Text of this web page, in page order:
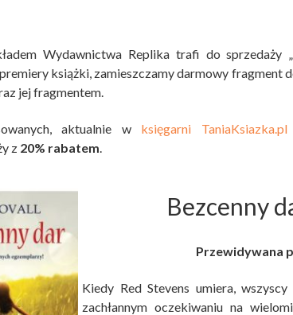
Wydawnictwa Replika trafi do sprzedaży
książki, zamieszczamy darmowy fragment
jej fragmentem.
aktualnie w księgarni TaniaKsiazka.pl
z 20% rabatem.
Bezcenny
Przewidywana
Kiedy Red Stevens umiera,
zachłannym oczekiwaniu na